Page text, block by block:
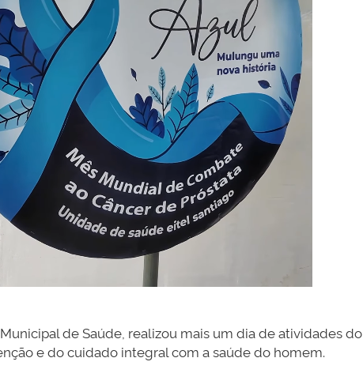
de Saúde, realizou mais um dia de atividades do
e do cuidado integral com a saúde do homem.